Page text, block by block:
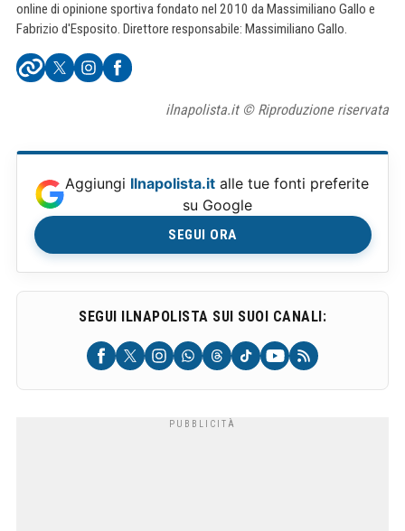
online di opinione sportiva fondato nel 2010 da Massimiliano Gallo e
Fabrizio d'Esposito. Direttore responsabile: Massimiliano Gallo.
ilnapolista.it © Riproduzione riservata
Aggiungi Ilnapolista.it alle tue fonti preferite
su Google
SEGUI ORA
SEGUI ILNAPOLISTA SUI SUOI CANALI: